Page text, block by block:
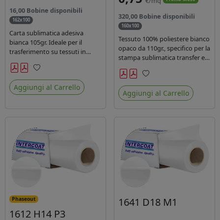
16,00 Bobine disponibili
162x100
Carta sublimatica adesiva
bianca 105gr. Ideale per il
trasferimento su tessuti in
poliestere nel settore
sportwear .
Preferiti
Aggiungi al Carrello
320,00 Bobine disponibili
160x100
Tessuto 100% poliestere bianco
opaco da 110gr., specifico per la
stampa sublimatica transfer e
diretta. Ideale per la
realizzazione di stendardi e
bandiere, grazie al passaggio
dell'inchiostro su entrambi i
Preferiti
Aggiungi al Carrello
Phaseout
1612 H14 P3
1641 D18 M1